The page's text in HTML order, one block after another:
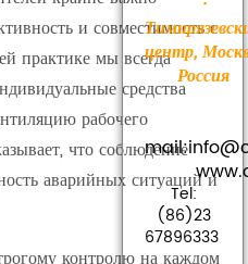
и совместимость с
практике мы всегда
средства
рабочего
что соблюдение
аварийных ситуаций и
центр,
Россия
Tel:
(86)23
67896333